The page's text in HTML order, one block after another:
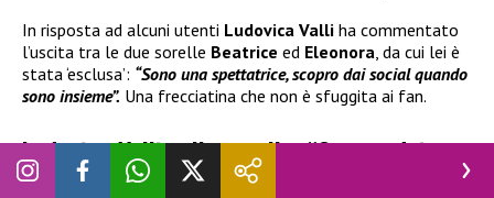
In risposta ad alcuni utenti Ludovica Valli ha commentato
l’uscita tra le due sorelle Beatrice ed Eleonora , da cui lei è
stata ‘esclusa’: “Sono una spettatrice, scopro dai social quando
sono insieme”. Una frecciatina che non è sfuggita ai fan.
Ludovica Valli sulle sorelle: “Scopro dai
social quando si vedono”